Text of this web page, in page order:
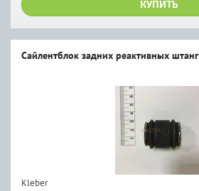
КУПИТЬ
Сайлентблок задних реактивных штанг
Kleber